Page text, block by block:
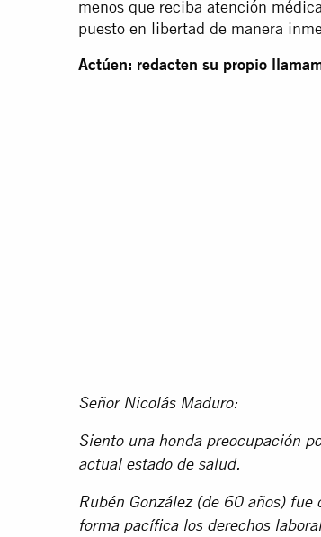
menos que reciba atención
puesto en libertad de manera
Actúen: redacten su propio
Señor Nicolás Maduro:
Siento una honda preocupación
actual estado de salud.
Rubén González (de 60 años)
forma pacífica los derechos